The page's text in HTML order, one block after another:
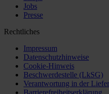
Jobs
Presse
Rechtliches
Impressum
Datenschutzhinweise
Cookie-Hinweis
Beschwerdestelle (LkSG)
Verantwortung in der
Barrierefreiheitserklärung